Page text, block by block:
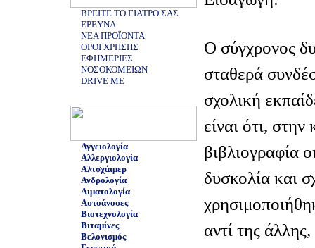
ΒΡΕΙΤΕ ΤΟ ΓΙΑΤΡΟ ΣΑΣ
ΕΡΕΥΝΑ
ΝΕΑ ΠΡΟΪΟΝΤΑ
ΟΡΟΙ ΧΡΗΣΗΣ
ΕΦΗΜΕΡΙΕΣ
ΝΟΣΟΚΟΜΕΙΩΝ
DRIVE ME
Αγγειολογία
Αλλεργιολογία
Αλτσχάιμερ
Ανδρολογία
Αιματολογία
Αυτοάνοσες
Βιοτεχνολογία
Βιταμίνες
Βελονισμός
Ο σύγχρονος
σταθερά
σχολική
είναι ότι,
βιβλιογραφία
δυσκολία και
αντί της